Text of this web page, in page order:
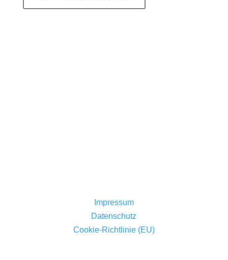
Impressum
Datenschutz
Cookie-Richtlinie (EU)